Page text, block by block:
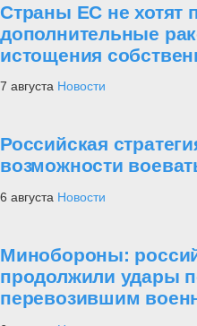
Страны ЕС не хотят
дополнительные
истощения
7 августа Новости
Российская
возможности
6 августа Новости
Минобороны:
продолжили удары
перевозившим